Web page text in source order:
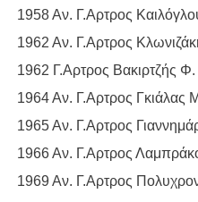
1958 Αν. Γ.Αρτρος
1962 Αν. Γ.Αρτρος
1962 Γ.Αρτρος Βακιρτζής Φ.
1964 Αν. Γ.Αρτρος Γκιάλας
1965 Αν. Γ.Αρτρος
1966 Αν. Γ.Αρτρος
1969 Αν. Γ.Αρτρος